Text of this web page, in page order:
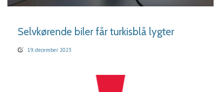
Selvkørende biler får turkisblå lygter
19. december 2023